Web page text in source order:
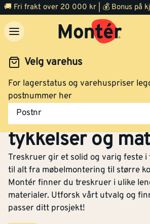
Velg varehus
For lagerstatus og varehuspriser
postnummer her
Postnr
Festemidler Skruer
Treskruer i
tykkelser og
Treskruer gir et solid og varig feste
til alt fra møbelmontering til større
Montér finner du treskruer i ulike
materialer. Utforsk vårt utvalg og
passer ditt prosjekt!